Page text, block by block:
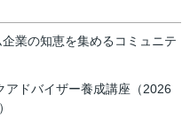
業の知恵を集めるコミュニテ
アドバイザー養成講座（2026